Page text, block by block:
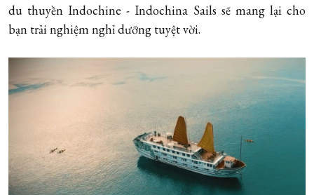
du thuyền Indochine - Indochina Sails sẽ mang lại cho
bạn trải nghiệm nghỉ dưỡng tuyệt vời.